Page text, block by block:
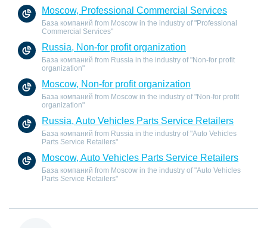
Moscow, Professional Commercial Services
База компаний from Moscow in the industry of "Professional
Commercial Services"
Russia, Non-for profit organization
База компаний from Russia in the industry of "Non-for profit
organization"
Moscow, Non-for profit organization
База компаний from Moscow in the industry of "Non-for profit
organization"
Russia, Auto Vehicles Parts Service Retailers
База компаний from Russia in the industry of "Auto Vehicles
Parts Service Retailers"
Moscow, Auto Vehicles Parts Service Retailers
База компаний from Moscow in the industry of "Auto Vehicles
Parts Service Retailers"